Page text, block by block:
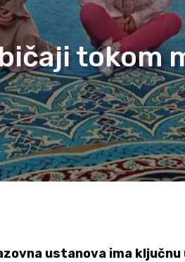
tokom
ustanova ima